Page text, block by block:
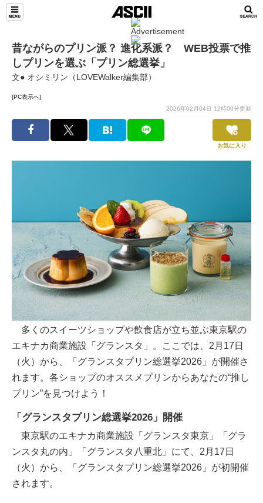
昔ながらのプリン派？ 進化系派？ WEB投票で推
しプリンを選ぶ「プリン総選挙」
文● オシミリン（LOVEWalker編集部）
[PC表示へ]
2026年02月04日 12時00分更新
お気に入り
多くのスイーツショップや飲食店が立ち並ぶ東京駅の
エキナカ商業施設「グランスタ」。ここでは、2月17日
（火）から、「グランスタプリン総選挙2026」が開催さ
れます。各ショップのオススメプリンからあなたの“推し
プリン”を見つけよう！
「グランスタプリン総選挙2026」開催
東京駅のエキナカ商業施設「グランスタ東京」「グラ
ンスタ丸の内」「グランスタ八重北」にて、2月17日
（火）から、「グランスタプリン総選挙2026」が初開催
されます。